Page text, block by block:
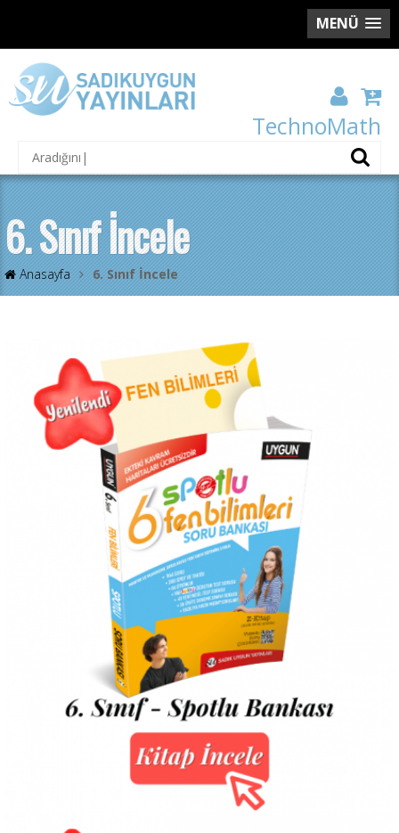
MENÜ
TechnoMath
6. Sınıf İncele
Anasayfa 6. Sınıf İncele